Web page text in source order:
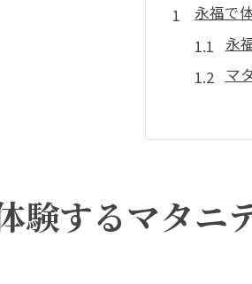
永福で
永
マ
永
妊娠中
験するマタニ